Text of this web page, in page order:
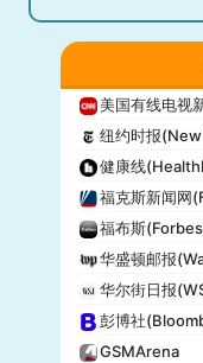
美国有线电视
纽约时报
健康线
福克斯新闻网
福布斯
华盛顿邮报
华尔街日报
彭博社
GSMArena